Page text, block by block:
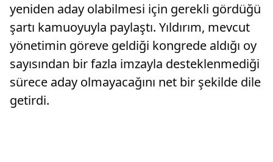
yeniden aday olabilmesi için gerekli gördüğü
şartı kamuoyuyla paylaştı. Yıldırım, mevcut
yönetimin göreve geldiği kongrede aldığı oy
sayısından bir fazla imzayla desteklenmediği
sürece aday olmayacağını net bir şekilde dile
getirdi.